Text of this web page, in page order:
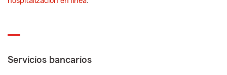
Servicios bancarios